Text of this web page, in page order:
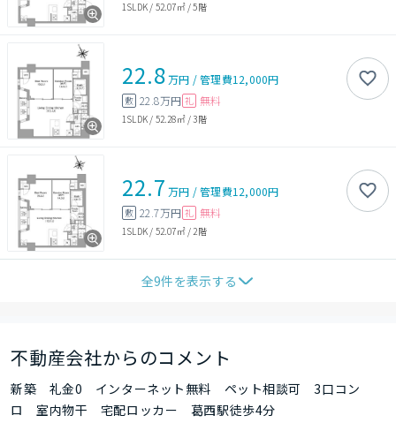
1SLDK / 52.07㎡/5階
22.8万円 /管理費12,000円
敷 22.8万円 礼 無料
1SLDK / 52.28㎡/3階
22.7 万円 /管理費12,000円
敷 22.7万円 礼 無料
1SLDK / 52.07㎡/ 2階
全9件を表示する
不動産会社からのコメント
新築 礼金0 インターネット無料 ペット相談可 3口コン
ロ 室内物干 宅配ロッカー 葛西駅徒歩4分